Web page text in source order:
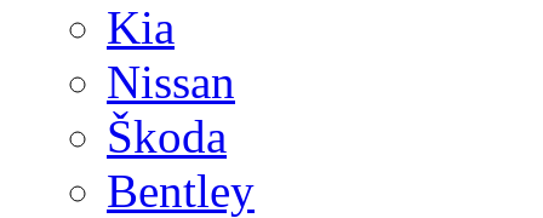
Kia
Nissan
Škoda
Bentley